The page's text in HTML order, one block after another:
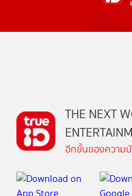
THE NEXT
อีกขั้นของความ